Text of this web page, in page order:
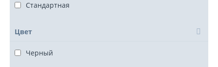
Стандартная
Цвет
Черный